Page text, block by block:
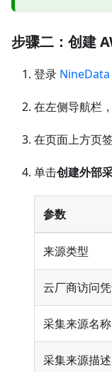
步骤二：创建
登录 NineData
在左侧导航栏
在页面上方页
单击创建外部
参数
来源类型
云厂商访问
采集来源名称
采集来源描述